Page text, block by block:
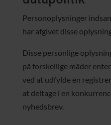
Personoplysninger
har afgivet disse
Disse personlige
på forskellige måder
ved at udfylde en
at deltage i en
nyhedsbrev.